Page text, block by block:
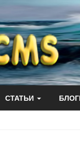
СТАТЬИ